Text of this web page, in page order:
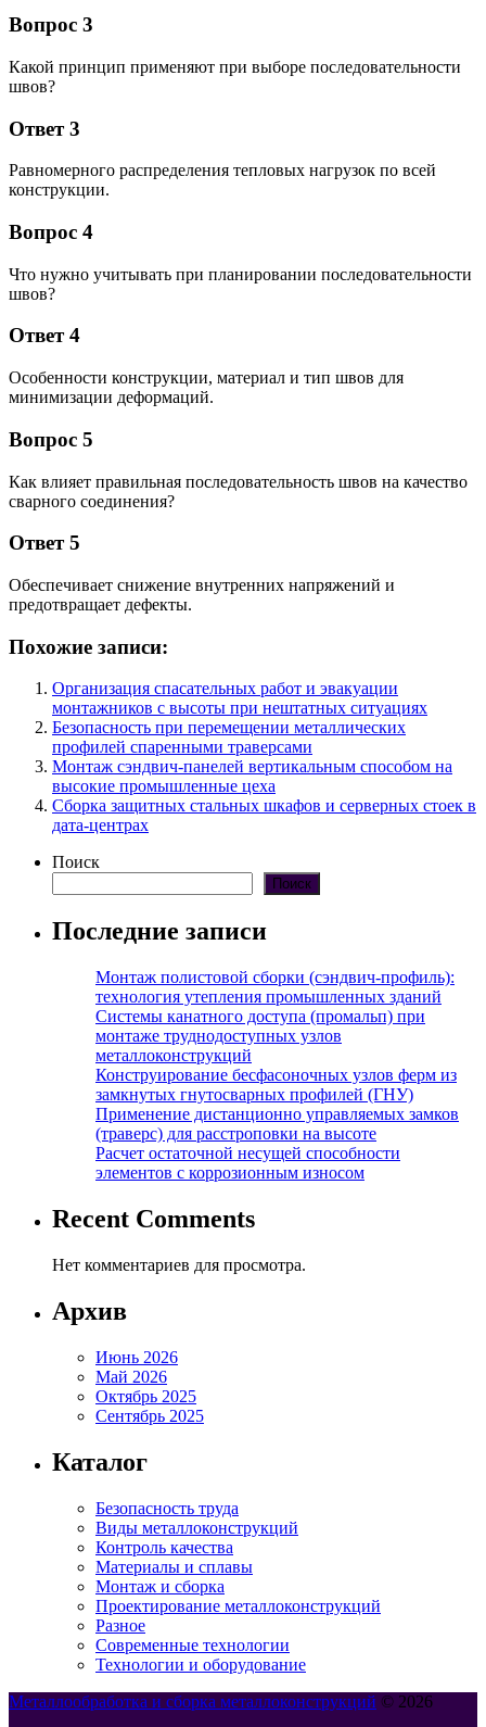
Вопрос 3
Какой принцип применяют при выборе последовательности
швов?
Ответ 3
Равномерного распределения тепловых нагрузок по всей
конструкции.
Вопрос 4
Что нужно учитывать при планировании последовательности
швов?
Ответ 4
Особенности конструкции, материал и тип швов для
минимизации деформаций.
Вопрос 5
Как влияет правильная последовательность швов на качество
сварного соединения?
Ответ 5
Обеспечивает снижение внутренних напряжений и
предотвращает дефекты.
Похожие записи:
Организация спасательных работ и эвакуации
монтажников с высоты при нештатных ситуациях
Безопасность при перемещении металлических
профилей спаренными траверсами
Монтаж сэндвич-панелей вертикальным способом на
высокие промышленные цеха
Сборка защитных стальных шкафов и серверных стоек в
дата-центрах
Поиск
Поиск
Последние записи
Монтаж полистовой сборки (сэндвич-профиль):
технология утепления промышленных зданий
Системы канатного доступа (промальп) при
монтаже труднодоступных узлов
металлоконструкций
Конструирование бесфасоночных узлов ферм из
замкнутых гнутосварных профилей (ГНУ)
Применение дистанционно управляемых замков
(траверс) для расстроповки на высоте
Расчет остаточной несущей способности
элементов с коррозионным износом
Recent Comments
Нет комментариев для просмотра.
Архив
Июнь 2026
Май 2026
Октябрь 2025
Сентябрь 2025
Каталог
Безопасность труда
Виды металлоконструкций
Контроль качества
Материалы и сплавы
Монтаж и сборка
Проектирование металлоконструкций
Разное
Современные технологии
Технологии и оборудование
Металлообработка и сборка металлоконструкций © 2026